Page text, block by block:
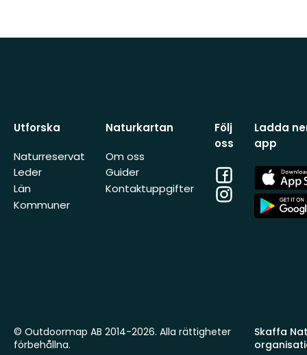
Utforska
Naturreservat
Leder
Län
Kommuner
Naturkartan
Om oss
Guider
Kontaktuppgifter
Följ
oss
Facebook
Instagram
Ladda
app
App
Store
App
Store
Skaffa
© Outdoormap AB 2014-2026. Alla rättigheter
förbehållna.